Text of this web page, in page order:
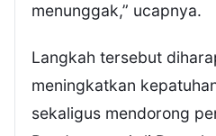
menunggak,” ucapnya.
Langkah tersebut
meningkatkan
sekaligus mendorong